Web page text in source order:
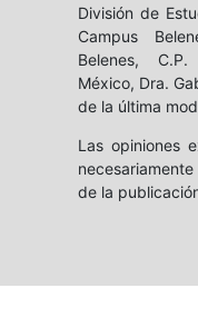
División de
Campus
Belenes,
México, Dra.
de la última
Las opiniones
de la